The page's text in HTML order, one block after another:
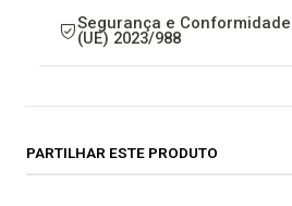
Segurança e
(UE) 2023/988
PARTILHAR ESTE PRODUTO